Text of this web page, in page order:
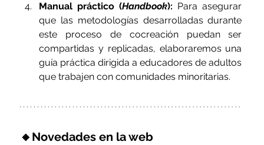
Manual práctico (Handbook): Para asegurar
que las metodologías desarrolladas durante
este proceso de cocreación puedan ser
compartidas y replicadas, elaboraremos una
guía práctica dirigida a educadores de adultos
que trabajen con comunidades minoritarias.
🔸Novedades en la web